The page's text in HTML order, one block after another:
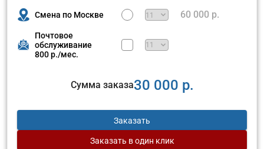
Смена по Москве 60 000 р.
Почтовое
обслуживание
800 р./мес.
Сумма заказа30 000 р.
Заказать
Заказать в один клик